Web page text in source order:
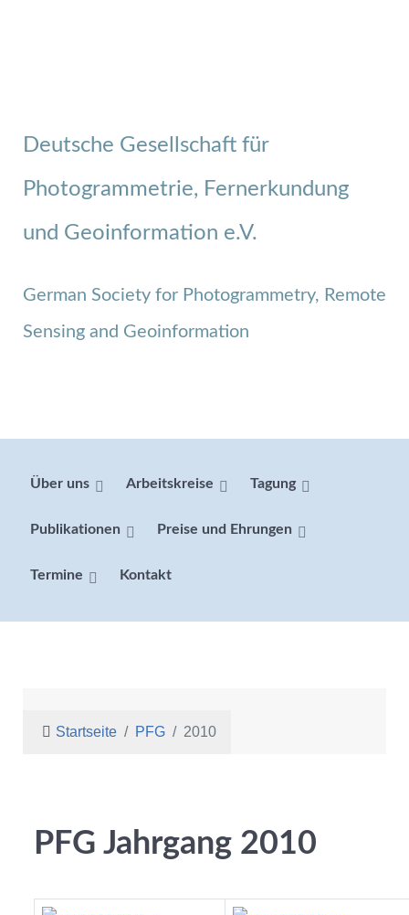
Deutsche Gesellschaft für
Photogrammetrie, Fernerkundung
und Geoinformation e.V.
German Society for Photogrammetry, Remote
Sensing and Geoinformation
Über uns Arbeitskreise Tagung
Publikationen Preise und Ehrungen
Termine Kontakt
Startseite PFG 2010
PFG Jahrgang 2010